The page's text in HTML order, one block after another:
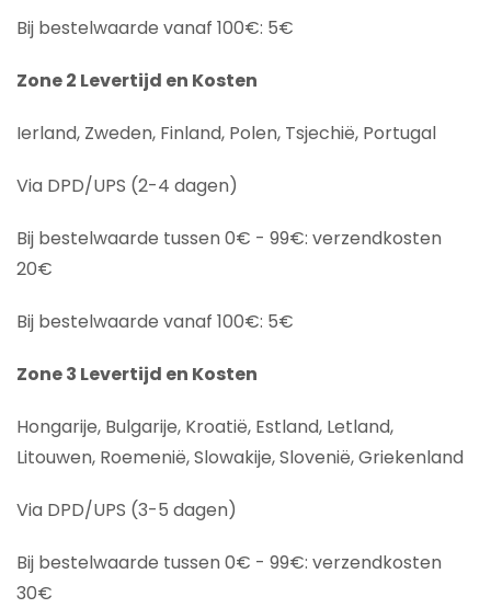
Bij bestelwaarde vanaf 100€: 5€
Zone 2 Levertijd en Kosten
Ierland, Zweden, Finland, Polen, Tsjechië, Portugal
Via DPD/UPS (2-4 dagen)
Bij bestelwaarde tussen 0€ - 99€: verzendkosten
20€
Bij bestelwaarde vanaf 100€: 5€
Zone 3 Levertijd en Kosten
Hongarije, Bulgarije, Kroatië, Estland, Letland,
Litouwen, Roemenië, Slowakije, Slovenië, Griekenland
Via DPD/UPS (3-5 dagen)
Bij bestelwaarde tussen 0€ - 99€: verzendkosten
30€